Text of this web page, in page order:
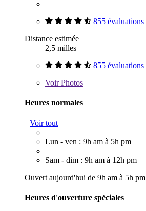
855 évaluations
Distance estimée
2,5 milles
855 évaluations
VoirPhotos
Heures normales
Voir tout
Lun - ven : 9h am à 5h pm
Sam - dim : 9h am à 12h pm
Ouvert aujourd'hui de 9h am à 5h pm
Heures d'ouverture spéciales